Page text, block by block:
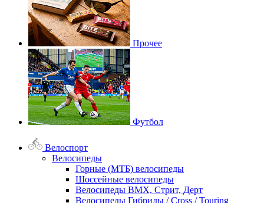
Прочее
Футбол
Велоспорт
Велосипеды
Горные (МТБ) велосипеды
Шоссейные велосипеды
Велосипеды BMX, Стрит, Дерт
Велосипеды Гибриды / Cross / Touring